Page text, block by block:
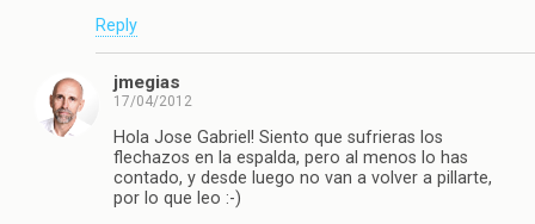
Reply
jmegias
17/04/2012
Hola Jose Gabriel! Siento que sufrieras los
flechazos en la espalda, pero al menos lo has
contado, y desde luego no van a volver a pillarte,
por lo que leo :-)